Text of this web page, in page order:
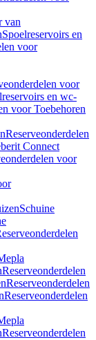
van
Spoelreservoirs en
voor
voor
en wc-
voor Toebehoren
Reserveonderdelen
Connect
voor
Schuine
Reserveonderdelen
Reserveonderdelen
Reserveonderdelen
Reserveonderdelen